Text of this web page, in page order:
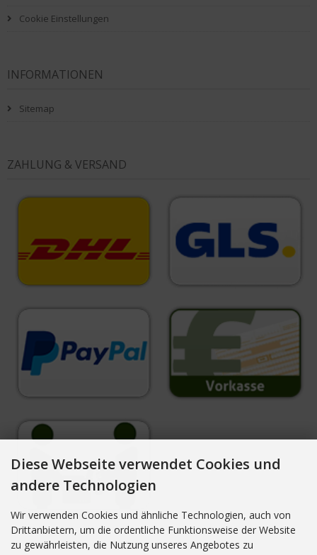
Cookie Einstellungen
INFORMATIONEN
Sitemap
ZAHLUNG & VERSAND
Diese Webseite verwendet Cookies und
andere Technologien
Wir verwenden Cookies und ähnliche Technologien, auch von
Drittanbietern, um die ordentliche Funktionsweise der Website
zu gewährleisten, die Nutzung unseres Angebotes zu